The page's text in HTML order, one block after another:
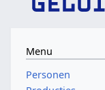
Menu
Personen